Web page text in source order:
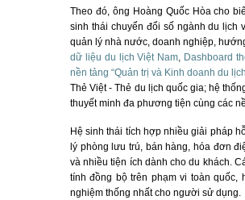
Theo đó, ông Hoàng Quốc Hòa cho
sinh thái chuyển đổi số ngành du lịch
quản lý nhà nước, doanh nghiệp,
dữ liệu du lịch Việt Nam Dashboard
nền tảng “Quản trị và Kinh doanh du
Thẻ Việt - Thẻ du lịch quốc gia; hệ
thuyết minh đa phương tiện cùng các
Hệ sinh thái tích hợp nhiều giải pháp
lý phòng lưu trú, bán hàng, hóa đơn
và nhiều tiện ích dành cho du khách.
tính đồng bộ trên phạm vi toàn
nghiệm thống nhất cho người sử dụng.